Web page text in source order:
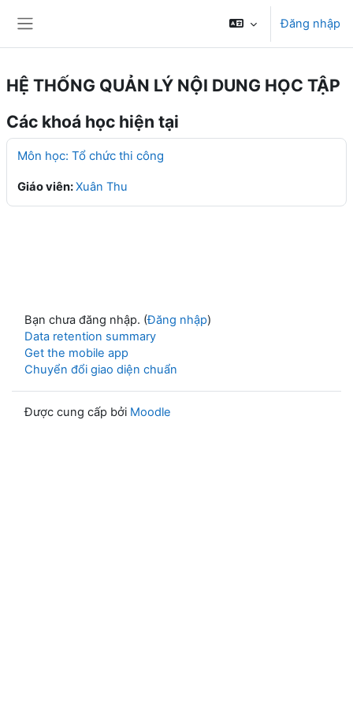
Đăng nhập
HỆ THỐNG QUẢN LÝ NỘI DUNG HỌC TẬP
Các khoá học hiện tại
Môn học: Tổ chức thi công
Giáo viên:Xuân Thu
Bạn chưa đăng nhập. (Đăng nhập)
Data retention summary
Get the mobile app
Chuyển đổi giao diện chuẩn
Được cung cấp bởi Moodle